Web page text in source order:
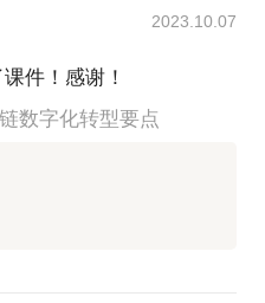
2023.10.07
件！感谢！
数字化转型要点